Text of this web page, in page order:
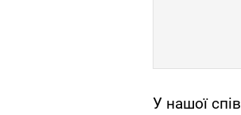
У нашої